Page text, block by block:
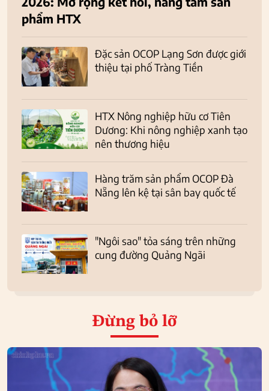
phẩm HTX
Đặc sản OCOP Lạng Sơn được giới
thiệu tại phố Tràng Tiền
HTX Nông nghiệp hữu cơ Tiên
Dương: Khi nông nghiệp xanh tạo
nên thương hiệu
Hàng trăm sản phẩm OCOP Đà
Nẵng lên kệ tại sân bay quốc tế
"Ngôi sao" tỏa sáng trên những
cung đường Quảng Ngãi
Đừng bỏ lỡ